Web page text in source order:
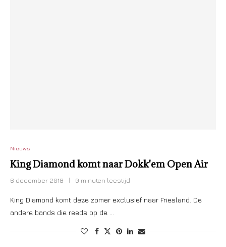
Nieuws
King Diamond komt naar Dokk'em Open Air
6 december 2018 0 minuten leestijd
King Diamond komt deze zomer exclusief naar Friesland. De
andere bands die reeds op de …